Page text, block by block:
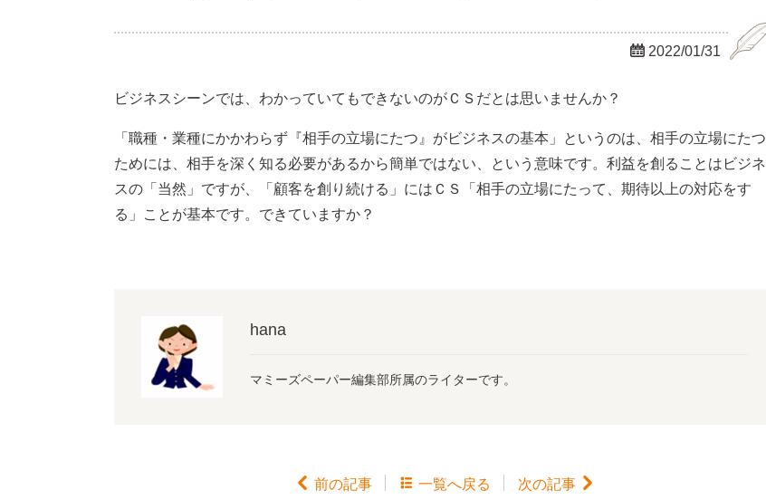
 2022/01/31
ビジネスシーンでは、わかっていてもできないのがＣＳだとは思いませんか？
「職種・業種にかかわらず『相手の立場にたつ』がビジネスの基本」というのは、相手の立場にたつ
ためには、相手を深く知る必要があるから簡単ではない、という意味です。利益を創ることはビジネ
スの「当然」ですが、「顧客を創り続ける」にはＣＳ「相手の立場にたって、期待以上の対応をす
る」ことが基本です。できていますか？
hana
マミーズペーパー編集部所属のライターです。
 前の記事  一覧へ戻る 次の記事 